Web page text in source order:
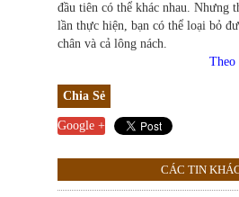
đầu tiên có thể khác nhau. Nhưng
lần thực hiện, bạn có thể loại bỏ
chân và cả lông nách.
Chia Sẻ
Google +
CÁC TIN